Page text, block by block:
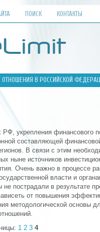
ПОИСК КОНТАКТЫ
В РОССИЙСКОЙ
РФ, укрепления финансового
составляющей
В связи с этим
ныне источников
Очень важно в процессе
власти и
не пострадали в результате
от повышения
методологической основы
1 2 3 4